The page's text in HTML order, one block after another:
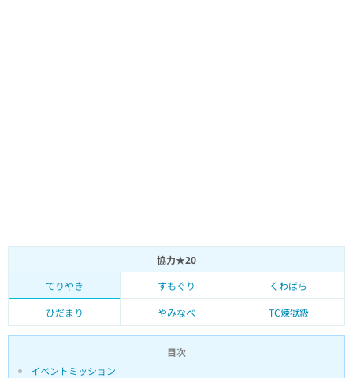
協力★20
てりやき
すもぐり
くわばら
ひだまり
やみなべ TC煉獄級
目次
イベントミッション